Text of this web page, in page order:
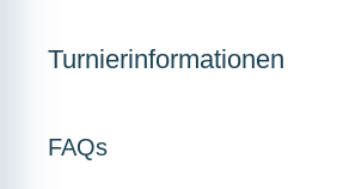
Turnierinformationen
FAQs